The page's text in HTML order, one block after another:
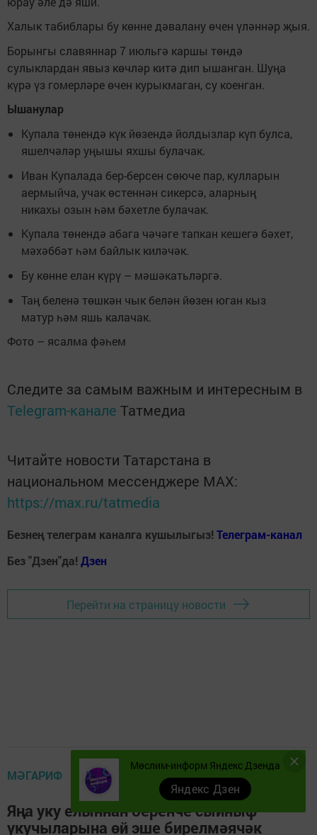
Халык табиблары бу көнне дәвалану өчен үләннәр җыя.
Борынгы славяннар 7 июльгә каршы төндә
сулыклардан явыз көчләр китә дип ышанган. Шуңа
күрә үз гомерләре өчен курыкмаган, су коенган.
Ышанулар
Купала төнендә күк йөзендә йолдызлар күп булса,
яшелчәләр уңышы яхшы булачак.
Иван Купалада бер-берсен сөюче пар, кулларын
аермыйча, учак өстеннән сикерсә, аларның
никахы озын һәм бәхетле булачак.
Купала төнендә абага чәчәге тапкан кешегә бәхет,
мәхәббәт һәм байлык киләчәк.
Бу көнне елан күрү – мәшәкатьләргә.
Таң беленә төшкән чык белән йөзен юган кыз
матур һәм яшь калачак.
Фото – ясалма фәһем
Следите за самым важным и интересным в
Telegram-канале Татмедиа
Читайте новости Татарстана в
национальном мессенджере MАХ:
https://max.ru/tatmedia
Безнең телеграм каналга кушылыгыз! Телеграм-канал
Без "Дзен"да! Дзен
Перейти на страницу новости
МӘГАРИФ
Яңа уку елыннан беренче сыйныф
укучыларына өй эше бирелмәячәк
Мөслим-информ Яндекс Дзенда
Яндекс Дзен